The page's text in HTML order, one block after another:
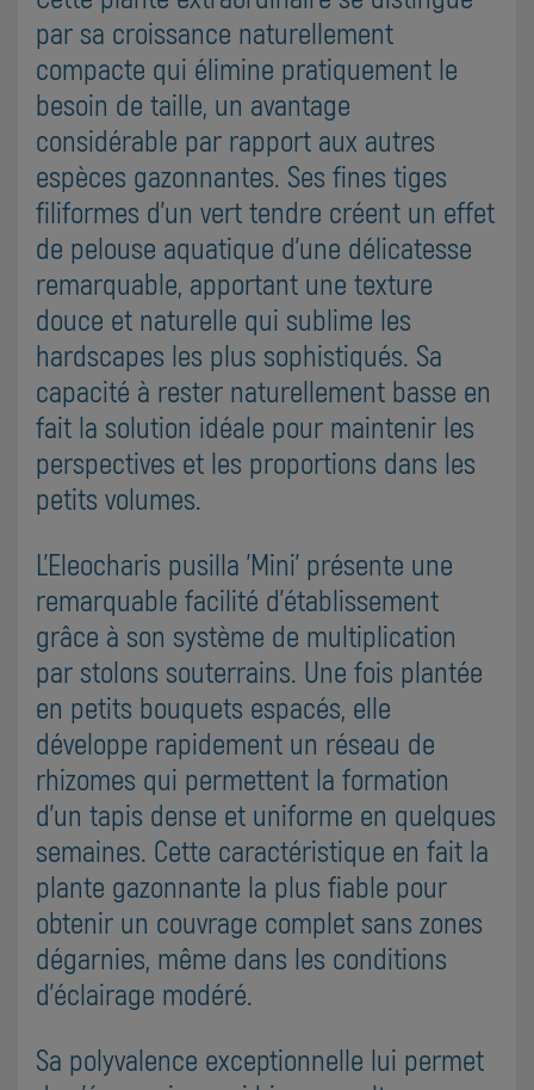
par sa croissance naturellement
compacte qui élimine pratiquement le
besoin de taille, un avantage
considérable par rapport aux autres
espèces gazonnantes. Ses fines tiges
filiformes d'un vert tendre créent un effet
de pelouse aquatique d'une délicatesse
remarquable, apportant une texture
douce et naturelle qui sublime les
hardscapes les plus sophistiqués. Sa
capacité à rester naturellement basse en
fait la solution idéale pour maintenir les
perspectives et les proportions dans les
petits volumes.
L'Eleocharis pusilla 'Mini' présente une
remarquable facilité d'établissement
grâce à son système de multiplication
par stolons souterrains. Une fois plantée
en petits bouquets espacés, elle
développe rapidement un réseau de
rhizomes qui permettent la formation
d'un tapis dense et uniforme en quelques
semaines. Cette caractéristique en fait la
plante gazonnante la plus fiable pour
obtenir un couvrage complet sans zones
dégarnies, même dans les conditions
d'éclairage modéré.
Sa polyvalence exceptionnelle lui permet